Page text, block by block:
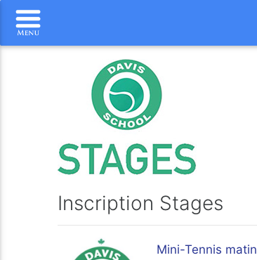
Inscription Stages
Mini-Tennis matin